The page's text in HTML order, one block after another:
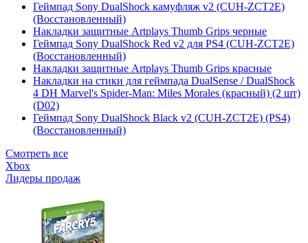
Геймпад Sony DualShock камуфляж v2 (CUH-ZCT2E)
(Восстановленный)
Накладки защитные Artplays Thumb Grips черные
Геймпад Sony DualShock Red v2 для PS4 (CUH-ZCT2E)
(Восстановленный)
Накладки защитные Artplays Thumb Grips красные
Накладки на стики для геймпада DualSense / DualShock
4 DH Marvel's Spider-Man: Miles Morales (красный) (2 шт)
(D02)
Геймпад Sony DualShock Black v2 (CUH-ZCT2E) (PS4)
(Восстановленный)
Смотреть все
Xbox
Лидеры продаж